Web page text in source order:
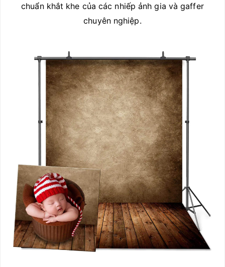
chuẩn khắt khe của các nhiếp ảnh gia và gaffer
chuyên nghiệp.